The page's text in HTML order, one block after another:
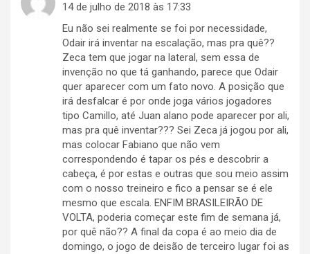
14 de julho de 2018 às 17:33
Eu não sei realmente se foi por necessidade,
Odair irá inventar na escalação, mas pra quê??
Zeca tem que jogar na lateral, sem essa de
invenção no que tá ganhando, parece que Odair
quer aparecer com um fato novo. A posição que
irá desfalcar é por onde joga vários jogadores
tipo Camillo, até Juan alano pode aparecer por ali,
mas pra quê inventar??? Sei Zeca já jogou por ali,
mas colocar Fabiano que não vem
correspondendo é tapar os pés e descobrir a
cabeça, é por estas e outras que sou meio assim
com o nosso treineiro e fico a pensar se é ele
mesmo que escala. ENFIM BRASILEIRÃO DE
VOLTA, poderia começar este fim de semana já,
por quê não?? A final da copa é ao meio dia de
domingo, o jogo de deisão de terceiro lugar foi as